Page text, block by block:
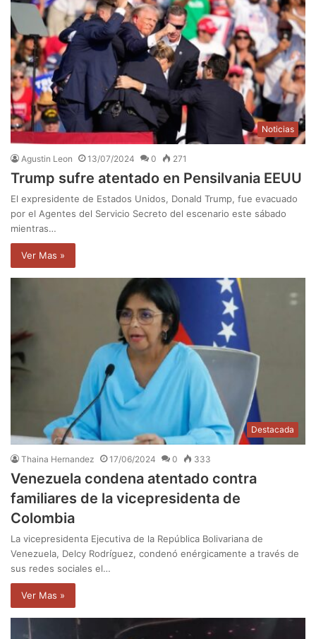
Noticias
Agustin Leon 13/07/2024 0 271
Trump sufre atentado en Pensilvania EEUU
El expresidente de Estados Unidos, Donald Trump, fue evacuado
por el Agentes del Servicio Secreto del escenario este sábado
mientras…
Ver Mas »
Destacada
Thaina Hernandez 17/06/2024 0 333
Venezuela condena atentado contra
familiares de la vicepresidenta de
Colombia
La vicepresidenta Ejecutiva de la República Bolivariana de
Venezuela, Delcy Rodríguez, condenó enérgicamente a través de
sus redes sociales el…
Ver Mas »